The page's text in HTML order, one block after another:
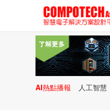
AI熱點播報 人工智慧